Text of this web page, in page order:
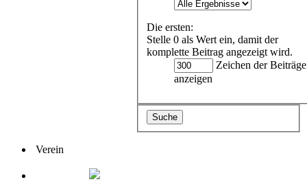
Die ersten:
Stelle 0 als Wert ein, damit der
komplette Beitrag angezeigt wird.
Zeichen der Beiträge
anzeigen
Verein